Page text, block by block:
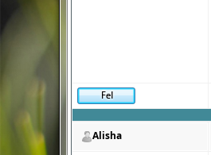
Alisha